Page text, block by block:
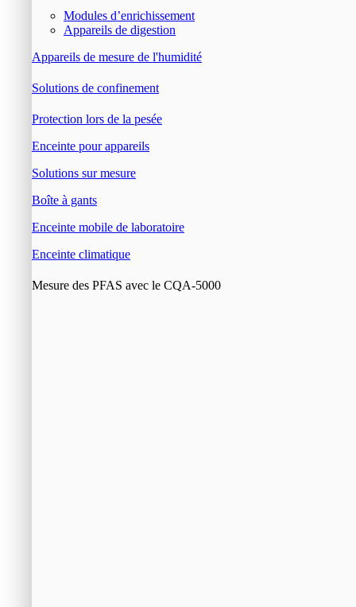
Modules d’enrichissement
Appareils de digestion
Appareils de mesure de l'humidité
Solutions de confinement
Protection lors de la pesée
Enceinte pour appareils
Solutions sur mesure
Boîte à gants
Enceinte mobile de laboratoire
Enceinte climatique
Mesure des PFAS avec le CQA-5000